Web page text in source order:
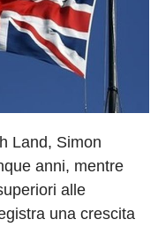
Land, Simon
anni, mentre
alle
una crescita